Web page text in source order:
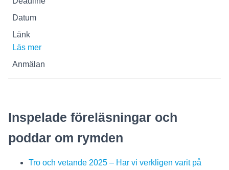
Läs mer
Inspelade föreläsningar och
poddar om rymden
Tro och vetande 2025 – Har vi verkligen varit på